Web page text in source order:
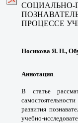
ПРОЦЕССЕ
Носикова Я. Н.,
Аннотация.
В статье
развития
учебно-